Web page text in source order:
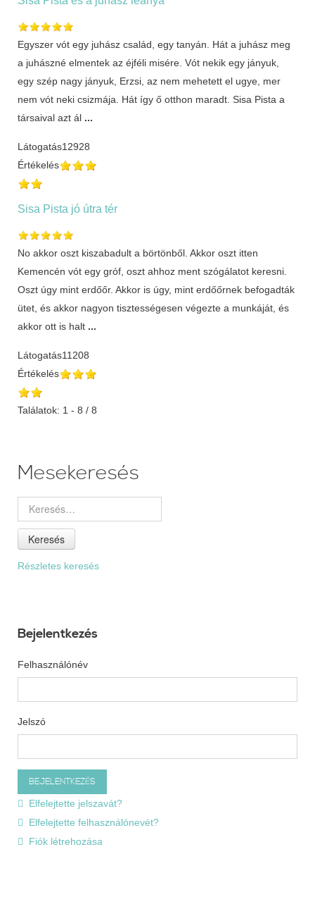
Egyszer vót egy juhász család, egy tanyán. Hát a juhász meg
a juhászné elmentek az éjféli misére. Vót nekik egy jányuk,
egy szép nagy jányuk, Erzsi, az nem mehetett el ugye, mer
nem vót neki csizmája. Hát így ő otthon maradt. Sisa Pista a
társaival azt ál ...
Látogatás12928
Értékelés
Sisa Pista jó útra tér
No akkor oszt kiszabadult a börtönből. Akkor oszt itten
Kemencén vót egy gróf, oszt ahhoz ment szógálatot keresni.
Oszt úgy mint erdőőr. Akkor is úgy, mint erdőőrnek befogadták
ütet, és akkor nagyon tisztességesen végezte a munkáját, és
akkor ott is halt ...
Látogatás11208
Értékelés
Találatok: 1 - 8 / 8
Mesekeresés
Keresés
Részletes keresés
Bejelentkezés
Felhasználónév
Jelszó
Elfelejtette jelszavát?
Elfelejtette felhasználónevét?
Fiók létrehozása